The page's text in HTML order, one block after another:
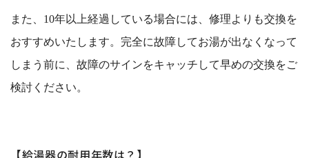
また、10年以上経過している場合には、修理よりも交換を
おすすめいたします。完全に故障してお湯が出なくなって
しまう前に、故障のサインをキャッチして早めの交換をご
検討ください。
【給湯器の耐用年数は？】